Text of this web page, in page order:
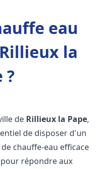
eau
la
?
de Rillieux la Pape,
de disposer d'un
chauffe-eau efficace
répondre aux